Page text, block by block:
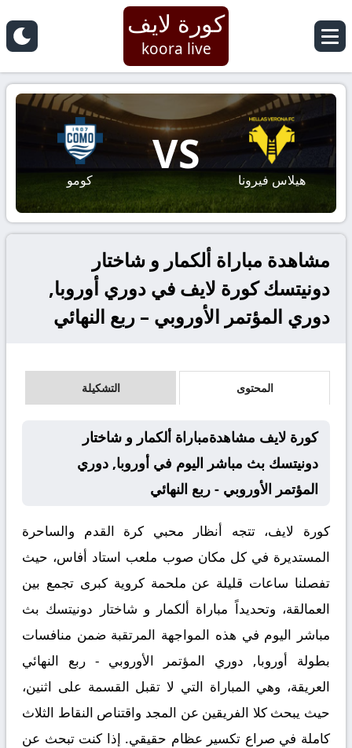
كورة لايف
koora live
هيلاس فيرونا
VS
كومو
مشاهدة مباراة ألكمار و شاختار
دونيتسك كورة لايف في دوري أوروبا,
دوري المؤتمر الأوروبي – ربع النهائي
المحتوى التشكيلة
كورة لايف مشاهدةمباراة ألكمار و شاختار
دونيتسك بث مباشر اليوم في أوروبا, دوري
المؤتمر الأوروبي - ربع النهائي
كورة لايف، تتجه أنظار محبي كرة القدم والساحرة
المستديرة في كل مكان صوب ملعب استاد أفاس، حيث
تفصلنا ساعات قليلة عن ملحمة كروية كبرى تجمع بين
العمالقة، وتحديداً مباراة ألكمار و شاختار دونيتسك بث
مباشر اليوم في هذه المواجهة المرتقبة ضمن منافسات
بطولة أوروبا, دوري المؤتمر الأوروبي - ربع النهائي
العريقة، وهي المباراة التي لا تقبل القسمة على اثنين،
حيث يبحث كلا الفريقين عن المجد واقتناص النقاط الثلاث
كاملة في صراع تكسير عظام حقيقي. إذا كنت تبحث عن